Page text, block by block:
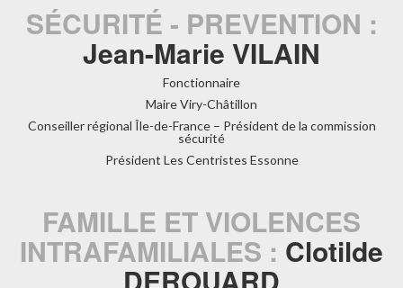
SÉCURITÉ - PREVENTION :
Jean-Marie VILAIN
Fonctionnaire
Maire Viry-Châtillon
Conseiller régional Île-de-France – Président de la commission
sécurité
Président Les Centristes Essonne
FAMILLE ET VIOLENCES
INTRAFAMILIALES : Clotilde